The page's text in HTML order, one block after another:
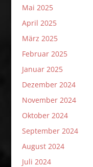
Mai 2025
April 2025
März 2025
Februar 2025
Januar 2025
Dezember 2024
November 2024
Oktober 2024
September 2024
August 2024
Juli 2024